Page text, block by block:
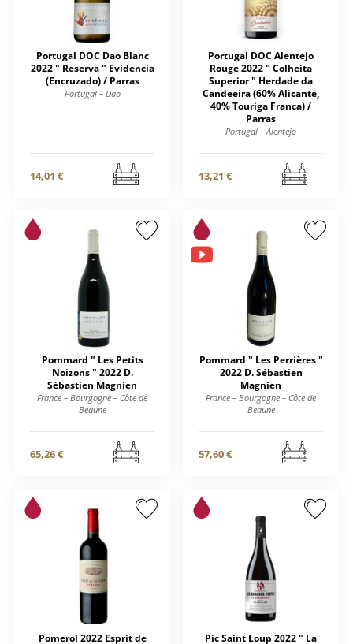
Portugal DOC Dao Blanc
2022 " Reserva " Evidencia
(Encruzado) / Parras
Portugal – Dao
14,01 €
Portugal DOC Alentejo
Rouge 2022 " Colheita
Superior " Herdade da
Candeeira (60% Alicante,
40% Touriga Franca) /
Parras
Portugal – Alentejo
13,21 €
Pommard " Les Petits
Noizons " 2022 D.
Sébastien Magnien
France – Bourgogne – Côte de
Beaune
65,26 €
Pommard " Les Perrières "
2022 D. Sébastien
Magnien
France – Bourgogne – Côte de
Beaune
57,60 €
Pomerol 2022 Esprit de Pic Saint Loup 2022 " La